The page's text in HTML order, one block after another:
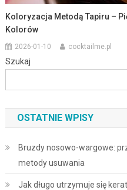
Koloryzacja Metodą Tapiru –
Kolorów
2026-01-10 cocktailme.pl
Szukaj
OSTATNIE WPISY
Bruzdy nosowo-wargowe:
metody usuwania
Jak długo utrzymuje się